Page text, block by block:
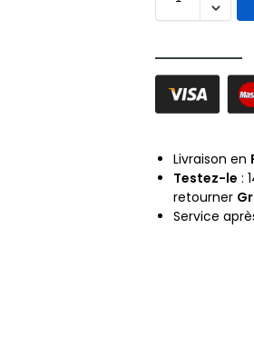
Livraison en
Testez-le :
retourner
Service